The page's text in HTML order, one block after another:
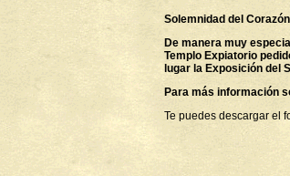
Solemnidad del
De manera muy
Templo Expiatorio
lugar la Exposición del
Para más información
Te puedes descargar el